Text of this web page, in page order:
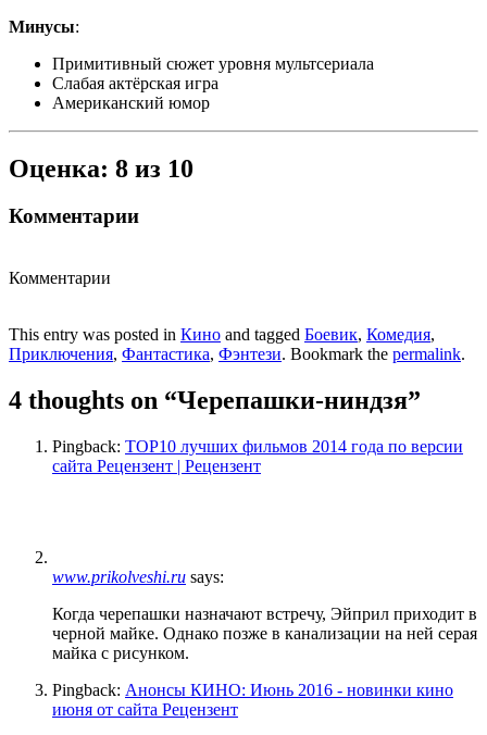
Минусы:
Примитивный сюжет уровня мультсериала
Слабая актёрская игра
Американский юмор
Оценка: 8 из 10
Комментарии
Комментарии
This entry was posted in Кино and tagged Боевик, Комедия,
Приключения, Фантастика, Фэнтези. Bookmark the permalink.
4 thoughts on “Черепашки-ниндзя”
Pingback: ТОР10 лучших фильмов 2014 года по версии
сайта Рецензент | Рецензент
www.prikolveshi.ru says:
Когда черепашки назначают встречу, Эйприл приходит в
черной майке. Однако позже в канализации на ней серая
майка с рисунком.
Pingback: Анонсы КИНО: Июнь 2016 - новинки кино
июня от сайта Рецензент